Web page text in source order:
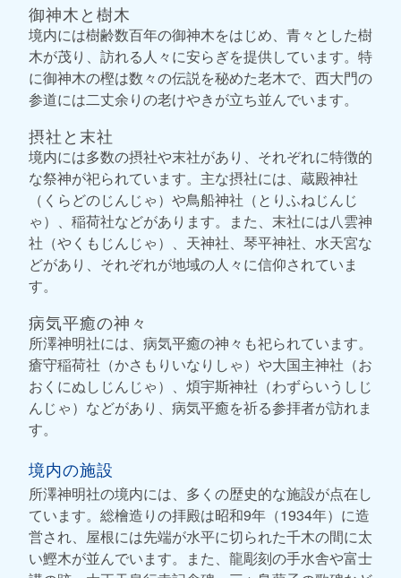
御神木と樹木
境内には樹齢数百年の御神木をはじめ、青々とした樹
木が茂り、訪れる人々に安らぎを提供しています。特
に御神木の樫は数々の伝説を秘めた老木で、西大門の
参道には二丈余りの老けやきが立ち並んでいます。
摂社と末社
境内には多数の摂社や末社があり、それぞれに特徴的
な祭神が祀られています。主な摂社には、蔵殿神社
（くらどのじんじゃ）や鳥船神社（とりふねじんじ
ゃ）、稲荷社などがあります。また、末社には八雲神
社（やくもじんじゃ）、天神社、琴平神社、水天宮な
どがあり、それぞれが地域の人々に信仰されていま
す。
病気平癒の神々
所澤神明社には、病気平癒の神々も祀られています。
瘡守稲荷社（かさもりいなりしゃ）や大国主神社（お
おくにぬしじんじゃ）、煩宇斯神社（わずらいうしじ
んじゃ）などがあり、病気平癒を祈る参拝者が訪れま
す。
境内の施設
所澤神明社の境内には、多くの歴史的な施設が点在し
ています。総檜造りの拝殿は昭和9年（1934年）に造
営され、屋根には先端が水平に切られた千木の間に太
い鰹木が並んでいます。また、龍彫刻の手水舎や富士